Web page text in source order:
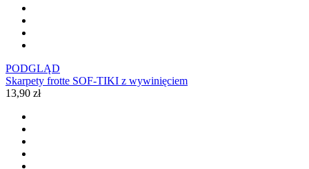
PODGLĄD
Skarpety frotte SOF-TIKI z wywinięciem
13,90 zł